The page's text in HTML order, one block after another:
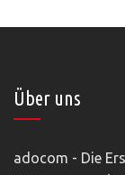
Über uns
adocom - Die